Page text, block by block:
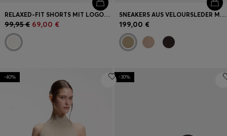
RELAXED-FIT SHORTS MIT LOGO-STICKEREI
99,95 € 69,00 €
SNEAKERS AUS VELOURSLEDER MIT GLATTLEDER-DETAILS
199,00 €
-40% -30%